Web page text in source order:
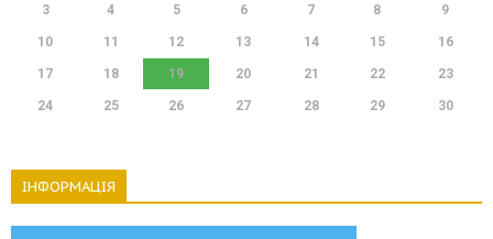
3 4 5 6 7 8 9
10 11 12 13 14 15 16
17 18 19 20 21 22 23
24 25 26 27 28 29 30
ІНФОРМАЦІЯ